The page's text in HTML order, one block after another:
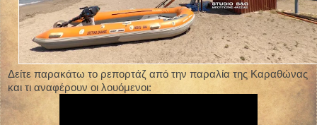
Δείτε παρακάτω το ρεπορτάζ από την παραλία της Καραθώνας
και τι αναφέρουν οι λουόμενοι: